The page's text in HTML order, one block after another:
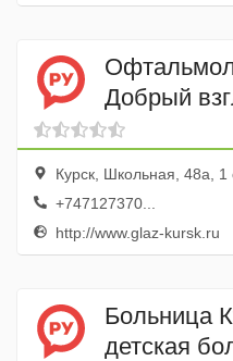
Добрый
Курск, Школьная, 48а,
+747127370...
http://www.glaz-kursk.ru
Больница
детская